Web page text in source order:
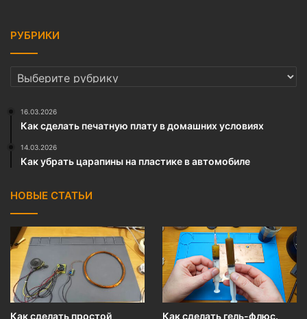
РУБРИКИ
РУБРИКИ
16.03.2026
Как сделать печатную плату в домашних условиях
14.03.2026
Как убрать царапины на пластике в автомобиле
НОВЫЕ СТАТЬИ
Как сделать простой Как сделать гель-флюс.